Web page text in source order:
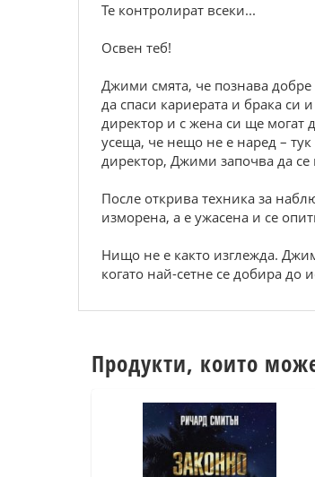
Те контролират всеки...
Освен теб!
Джими смята, че познава
да спаси кариерата и брака си
директор и с жена си ще могат
усеща, че нещо не е наред –
директор, Джими започва да се
После открива техника за
изморена, а е ужасена и се
Нищо не е както изглежда.
когато най-сетне се добира до
Продукти, които